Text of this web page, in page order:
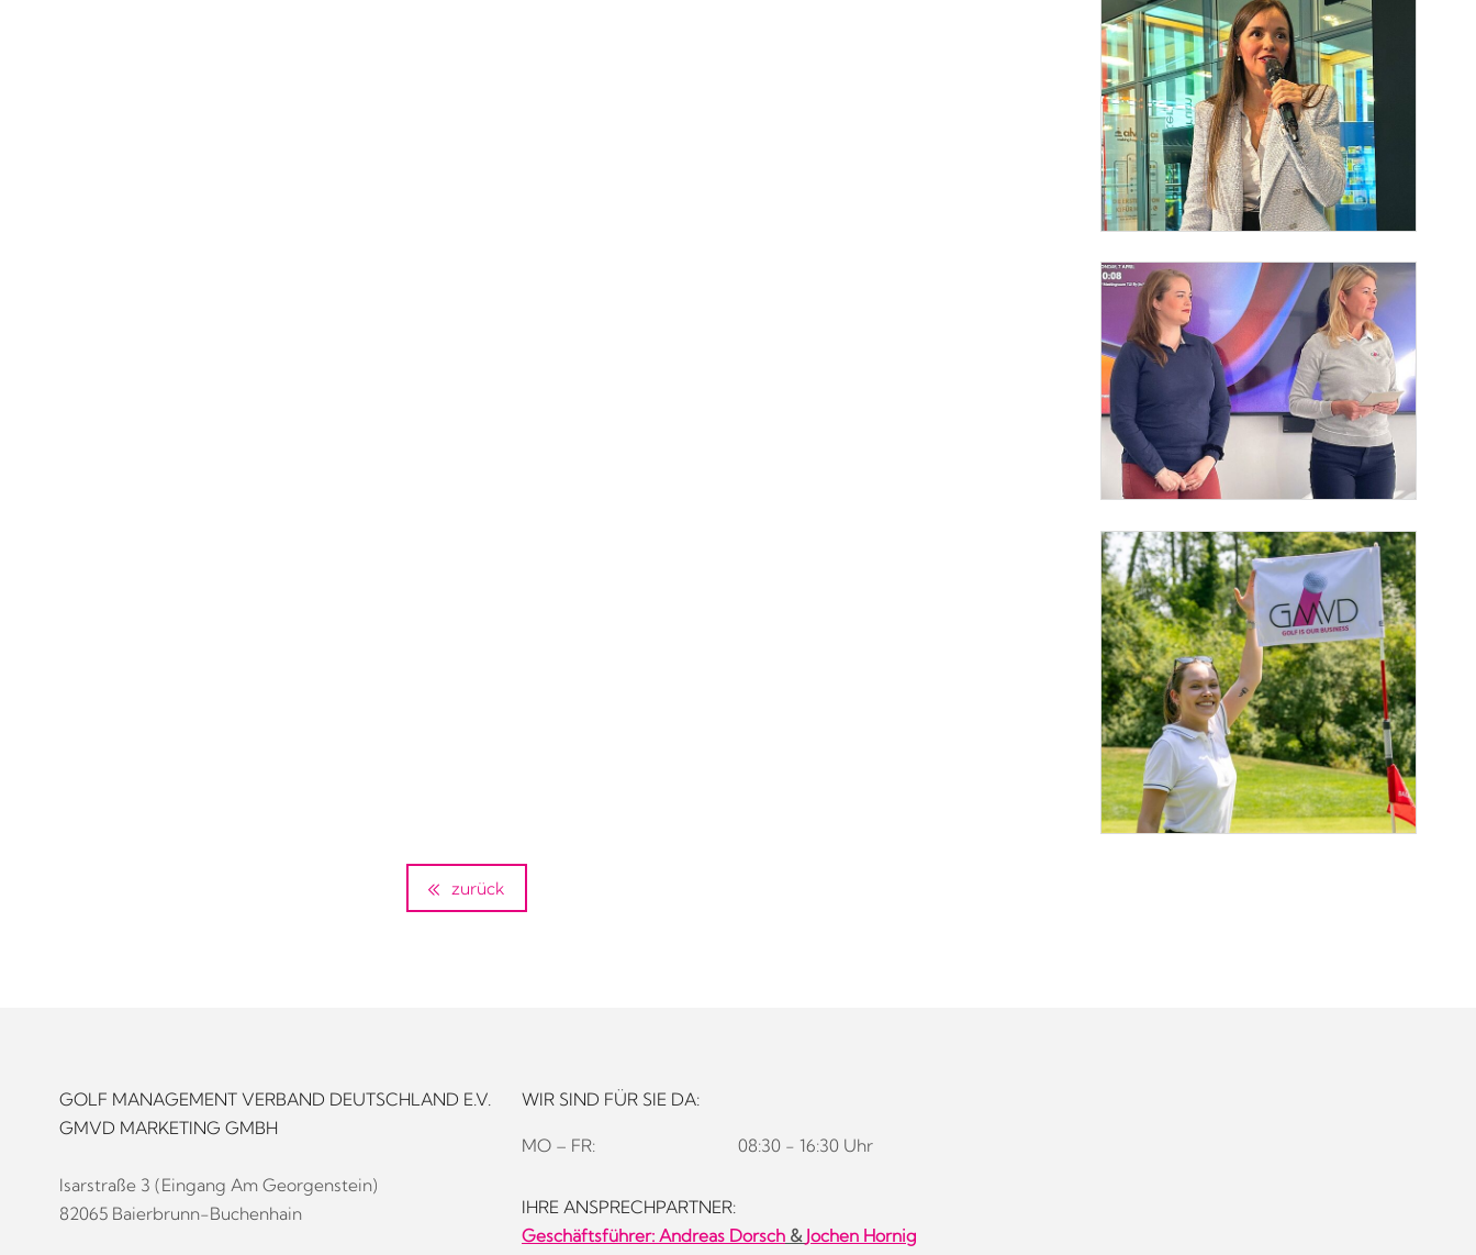
zurück
GOLF MANAGEMENT VERBAND DEUTSCHLAND E.V.
GMVD MARKETING GMBH
Isarstraße 3 (Eingang Am Georgenstein)
82065 Baierbrunn-Buchenhain
WIR SIND FÜR SIE DA:
MO – FR: 08:30 - 16:30 Uhr
IHRE ANSPRECHPARTNER:
Geschäftsführer: Andreas Dorsch & Jochen Hornig